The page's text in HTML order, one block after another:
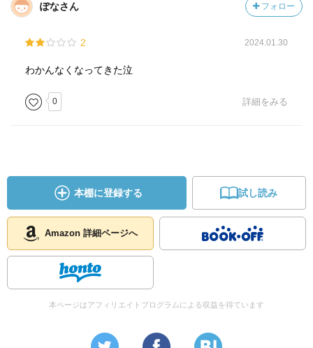
ぽなさん フォロー
2 2024.01.30
わかんなくなってきた泣
0 詳細をみる
本棚に登録する 試し読み
Amazon 詳細ページへ
本ページはアフィリエイトプログラムによる収益を得ています